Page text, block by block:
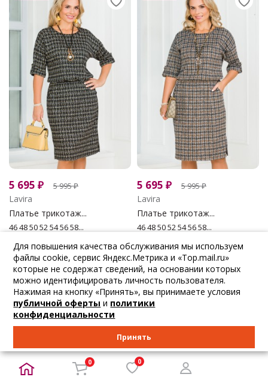
5 695 ₽ 5 995₽
Lavira
Платье трикотаж...
46 48 50 52 54 56 58...
В корзину
5 695 ₽ 5 995₽
Lavira
Платье трикотаж...
46 48 50 52 54 56 58...
В корзину
НОВИНКА НОВИНКА
Для повышения качества обслуживания мы используем
файлы cookie, сервис Яндекс.Метрика и «Top.mail.ru»
которые не содержат сведений, на основании которых
можно идентифицировать личность пользователя.
Нажимая на кнопку «Принять», вы принимаете условия
публичной оферты и политики
конфиденциальности
Принять
0 0